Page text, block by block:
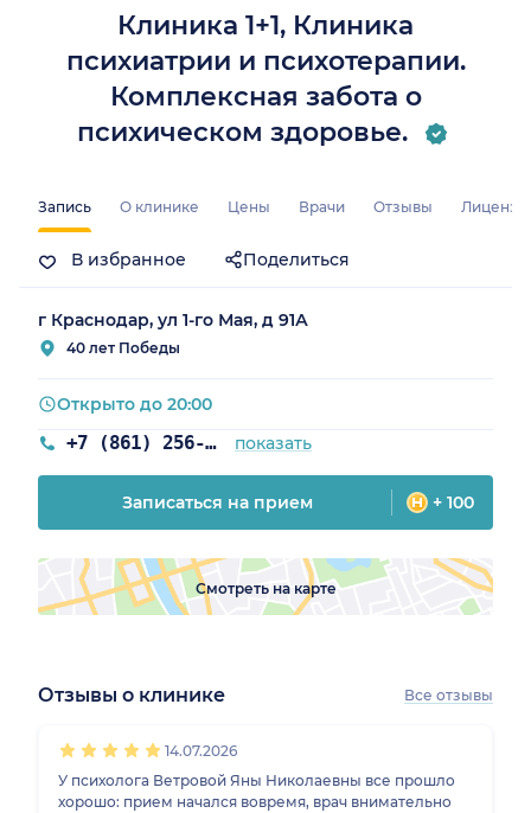
Клиника 1+1, Клиника
психиатрии и психотерапии.
Комплексная забота о
психическом здоровье.
Запись О клинике Цены Врачи Отзывы
В избранное Поделиться
г Краснодар, ул 1-го Мая, д 91А
40 лет Победы
+7 (861) 256-02-51 показать
Открыто до 20:00
Записаться на прием + 100
Смотреть на карте
Отзывы о клинике Все отзывы
14.07.2026
У психолога Ветровой Яны Николаевны все прошло
хорошо: прием начался вовремя, врач внимательно